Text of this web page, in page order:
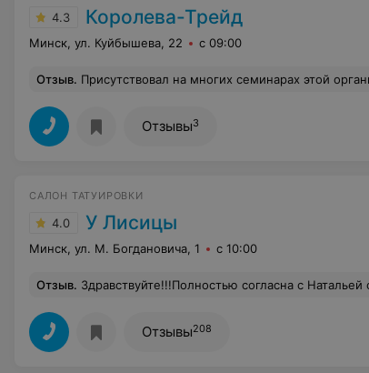
4.3 Королева-Трейд
Минск, ул. Куйбышева, 22 с 09:00
Отзыв. Присутствовал на многих семинарах этой организации.Все по высшему разряду.Начиная от качественной работы организаторов и заканчивая умнейшими и харизматичными преподавателями.Даже угощения на семинарах по высшему
Отзывы3
САЛОН ТАТУИРОВКИ
4.0 У Лисицы
Минск, ул. М. Богдановича, 1 с 10:00
Отзыв. Здравствуйте!!!Полностью согласна с Натальей с отзывом об администраторе в салоне!Ни "привет",ни "пока"!Взгляд такой,мол,чё припёрлись,я тут по мобильничку разговариваю!!!Пришли с двумя детьми, старшей ушки проколоть!Вышел "доХтор" с таким лицом недовольным "лицом",мне было не по себе,а двухлетней моей доче,так вообще,уходили с такой истерикой,чуть успокоилась!К детям нужен особый
Отзывы208